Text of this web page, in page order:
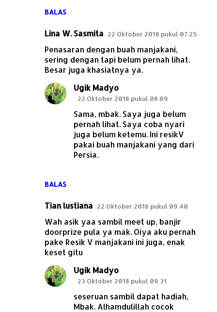
BALAS
Lina W. Sasmita 22 Oktober 2018 pukul 07.25
Penasaran dengan buah manjakani,
sering dengan tapi belum pernah lihat.
Besar juga khasiatnya ya.
BALAS
Ugik Madyo
22 Oktober 2018 pukul 08.09
Sama, mbak. Saya juga belum
pernah lihat. Saya coba nyari
juga belum ketemu. Ini resikV
pakai buah manjakani yang dari
Persia.
Tian lustiana 22 Oktober 2018 pukul 09.40
Wah asik yaa sambil meet up, banjir
doorprize pula ya mak. Oiya aku pernah
pake Resik V manjakani ini juga, enak
keset gitu
Ugik Madyo
23 Oktober 2018 pukul 09.31
seseruan sambil dapat hadiah,
Mbak. Alhamdulillah cocok